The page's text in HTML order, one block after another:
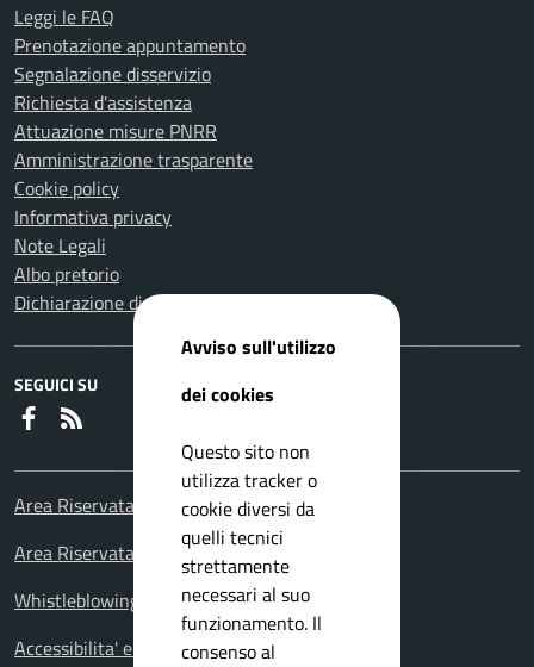
Leggi le FAQ
Prenotazione appuntamento
Segnalazione disservizio
Richiesta d'assistenza
Attuazione misure PNRR
Amministrazione trasparente
Cookie policy
Informativa privacy
Note Legali
Albo pretorio
Dichiarazione di accessibilità
SEGUICI SU
Faceboook
Area Riservata Consiglieri Comunali
Area Riservata Polizia Locale
Whistleblowing – Segnalazioni illeciti
Accessibilita' e meccanismo di feedback
Avviso sull'utilizzo
dei cookies
Questo sito non
utilizza tracker o
cookie diversi da
quelli tecnici
strettamente
necessari al suo
funzionamento. Il
consenso al